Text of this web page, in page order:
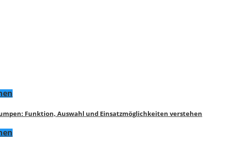
Funktion, Auswahl und Einsatzmöglichkeiten verstehen